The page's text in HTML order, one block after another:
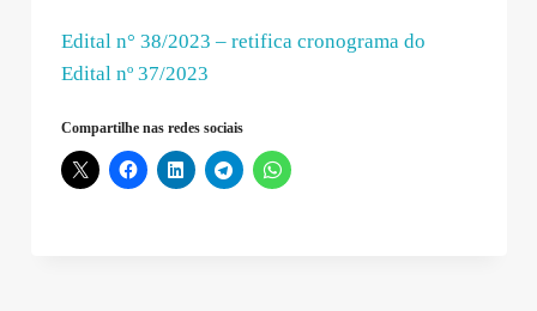
Edital n° 38/2023 – retifica cronograma do
Edital nº 37/2023
Compartilhe nas redes sociais